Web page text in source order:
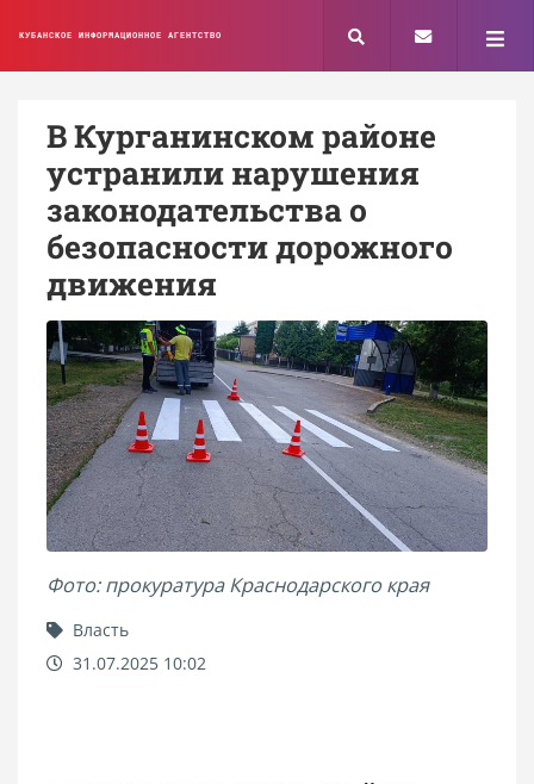
КУБАНСКОЕ ИНФОРМАЦИОННОЕ АГЕНТСТВО
В Курганинском районе
устранили нарушения
законодательства о
безопасности дорожного
движения
Фото: прокуратура Краснодарского края
Власть
31.07.2025 10:02